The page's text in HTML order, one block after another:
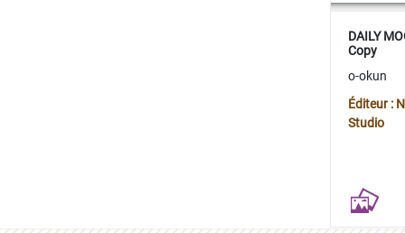
DAILY
Copy
o-okun
Éditeur :
Studio